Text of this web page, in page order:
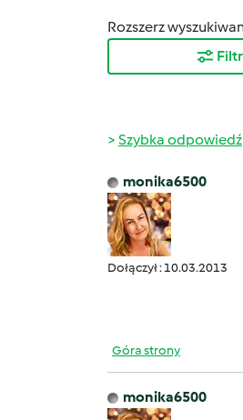
Rozszerz
Szybka odpowiedź
monika6500
Dołączył : 10.03.2013
Góra strony
monika6500